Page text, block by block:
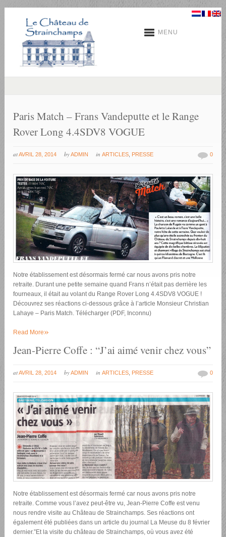
MENU
Paris Match – Frans Vandeputte et le Range
Rover Long 4.4SDV8 VOGUE
atAVRIL 28, 2014 byADMIN inARTICLES PRESSE 0
Notre établissement est désormais fermé car nous avons pris notre
retraite. Durant une petite semaine quand Frans n’était pas derrière les
fourneaux, il était au volant du Range Rover Long 4.4SDV8 VOGUE !
Découvrez ses réactions ci-dessous grâce à l’article Monsieur Christian
Lahaye – Paris Match. Télécharger (PDF, Inconnu)
Read More»
Jean-Pierre Coffe : “J’ai aimé venir chez vous”
atAVRIL 28, 2014 byADMIN inARTICLES, PRESSE 0
Notre établissement est désormais fermé car nous avons pris notre
retraite. Comme vous l’avez peut-être vu, Jean-Pierre Coffe est venu
nous rendre visite au Château de Strainchamps. Ses réactions ont
également été publiées dans un article du journal La Meuse du 8 février
dernier.”Et la visite du château de Strainchamps, où vous avez été